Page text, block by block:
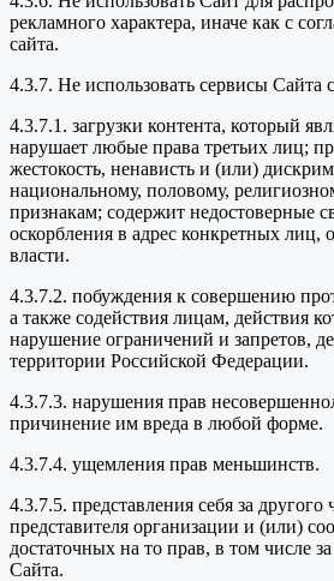
рекламного характера, иначе как с
сайта.
4.3.7. Не использовать сервисы Сайта
4.3.7.1. загрузки контента, который
нарушает любые права третьих лиц;
жестокость, ненависть и (или)
национальному, половому,
признакам; содержит недостоверные
оскорбления в адрес конкретных лиц,
власти.
4.3.7.2. побуждения к совершению
а также содействия лицам, действия
нарушение ограничений и запретов,
территории Российской Федерации.
4.3.7.3. нарушения прав
причинение им вреда в любой форме.
4.3.7.4. ущемления прав меньшинств.
4.3.7.5. представления себя за другого
представителя организации и (или)
достаточных на то прав, в том числе
Сайта.